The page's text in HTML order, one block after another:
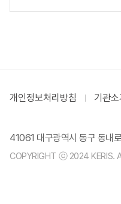
개인정보처리방침 기관소
41061 대구광역시 동구 동내
COPYRIGHT ⓒ 2024 KERIS.